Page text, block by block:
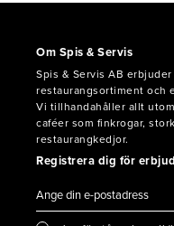
Om Spis & Servis
Spis & Servis AB
restaurangsortiment och
Vi tillhandahåller allt
caféer som finkrogar,
restaurangkedjor.
Registrera dig för